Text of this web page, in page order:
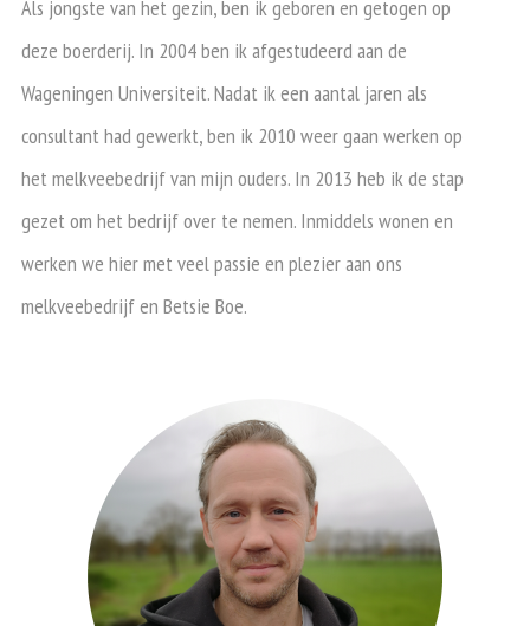
Als jongste van het gezin, ben ik geboren en getogen op
deze boerderij. In 2004 ben ik afgestudeerd aan de
Wageningen Universiteit. Nadat ik een aantal jaren als
consultant had gewerkt, ben ik 2010 weer gaan werken op
het melkveebedrijf van mijn ouders. In 2013 heb ik de stap
gezet om het bedrijf over te nemen. Inmiddels wonen en
werken we hier met veel passie en plezier aan ons
melkveebedrijf en Betsie Boe.